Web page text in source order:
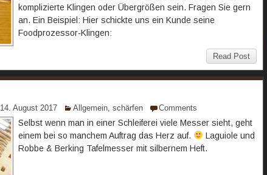
komplizierte Klingen oder Übergrößen sein. Fragen Sie gern
an. Ein Beispiel: Hier schickte uns ein Kunde seine
Foodprozessor-Klingen:
Read Post
14. August 2017 Allgemein, schärfen Comments
Selbst wenn man in einer Schleiferei viele Messer sieht, geht
einem bei so manchem Auftrag das Herz auf.
Laguiole und
Robbe & Berking Tafelmesser mit silbernem Heft.